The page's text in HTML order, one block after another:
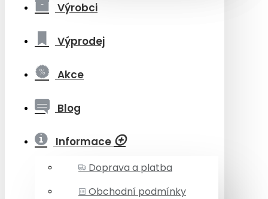
Výrobci
Výprodej
Akce
Blog
Informace
Doprava a platba
Obchodní podmínky